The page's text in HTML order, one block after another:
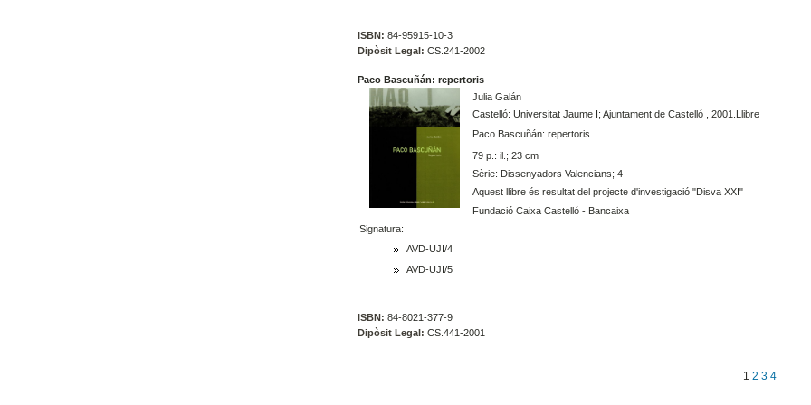
ISBN: 84-95915-10-3
Dipòsit Legal: CS.241-2002
Paco Bascuñán: repertoris
Julia Galán
Castelló: Universitat Jaume I; Ajuntament de Castelló , 2001.Llibre
Paco Bascuñán: repertoris.
79 p.: il.; 23 cm
Sèrie: Dissenyadors Valencians; 4
Aquest llibre és resultat del projecte d'investigació "Disva XXI"
Fundació Caixa Castelló - Bancaixa
Signatura:
AVD-UJI/4
AVD-UJI/5
ISBN: 84-8021-377-9
Dipòsit Legal: CS.441-2001
1 2 3 4